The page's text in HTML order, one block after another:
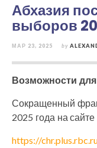
Абхазия
выборов
МАР 23, 2025 by
Возможности
Сокращенный
2025 года на
https://